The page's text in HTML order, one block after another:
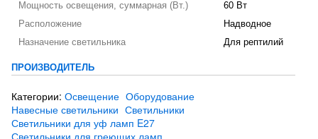
Мощность освещения, суммарная (Вт.)
60 Вт
Расположение
Надводное
Назначение светильника
Для рептилий
ПРОИЗВОДИТЕЛЬ
Категории: Освещение Оборудование
Навесные светильники Светильники
Светильники для уф ламп E27
Светильники для греющих ламп